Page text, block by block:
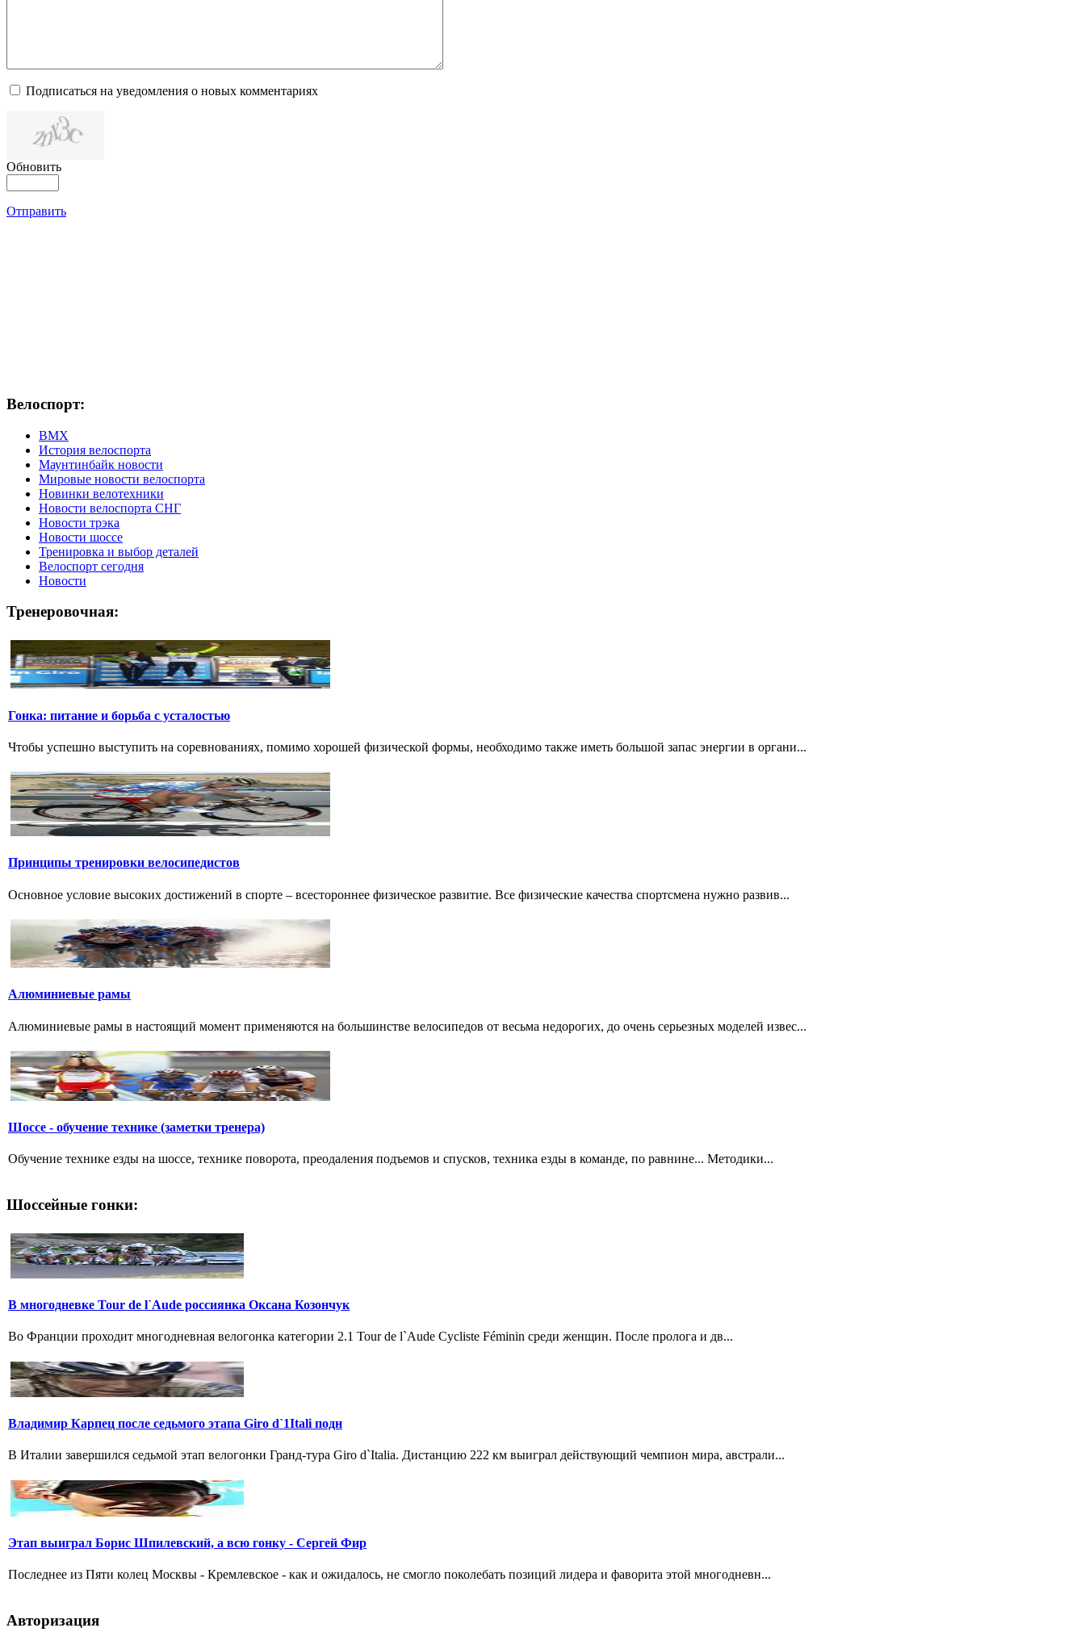
Подписаться на уведомления о новых комментариях
Обновить
Отправить
Велоспорт:
ВМХ
История велоспорта
Маунтинбайк новости
Мировые новости велоспорта
Новинки велотехники
Новости велоспорта СНГ
Новости трэка
Новости шоссе
Тренировка и выбор деталей
Велоспорт сегодня
Новости
Тренеровочная:
Гонка: питание и борьба с усталостью
Чтобы успешно выступить на соревнованиях, помимо хорошей физической формы, необходимо также иметь большой запас энергии в органи...
Принципы тренировки велосипедистов
Основное условие высоких достижений в спорте – всестороннее физическое развитие. Все физические качества спортсмена нужно развив...
Алюминиевые рамы
Алюминиевые рамы в настоящий момент применяются на большинстве велосипедов от весьма недорогих, до очень серьезных моделей извес...
Шоссе - обучение технике (заметки тренера)
Обучение технике езды на шоссе, технике поворота, преодаления подъемов и спусков, техника езды в команде, по равнине... Методики...
Шоссейные гонки:
В многодневке Tour de l`Aude россиянка Оксана Козончук
Во Франции проходит многодневная велогонка категории 2.1 Tour de l`Aude Cycliste Féminin среди женщин. После пролога и дв...
Владимир Карпец после седьмого этапа Giro d`1Itali подн
В Италии завершился седьмой этап велогонки Гранд-тура Giro d`Italia. Дистанцию 222 км выиграл действующий чемпион мира, австрали...
Этап выиграл Борис Шпилевский, а всю гонку - Сергей Фир
Последнее из Пяти колец Москвы - Кремлевское - как и ожидалось, не смогло поколебать позиций лидера и фаворита этой многодневн...
Авторизация